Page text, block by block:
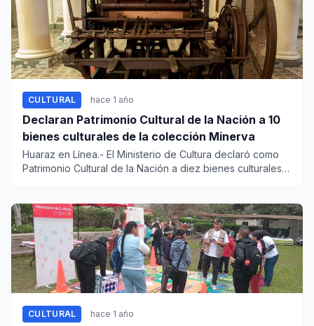
CULTURAL hace 1 año
Declaran Patrimonio Cultural de la Nación a 10
bienes culturales de la colección Minerva
Huaraz en Línea.- El Ministerio de Cultura declaró como
Patrimonio Cultural de la Nación a diez bienes culturales
CULTURAL hace 1 año